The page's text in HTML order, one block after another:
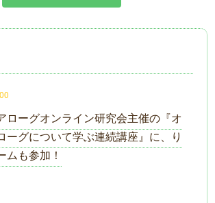
ローグオンライン研究会主催の『オ
ーグについて学ぶ連続講座』に、り
ムも参加！